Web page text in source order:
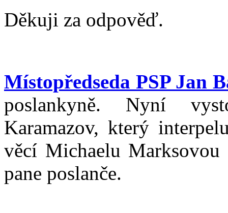
Děkuji za odpověď.
Místopředseda PSP Jan
poslankyně. Nyní
Karamazov, který
věcí Michaelu
pane poslanče.